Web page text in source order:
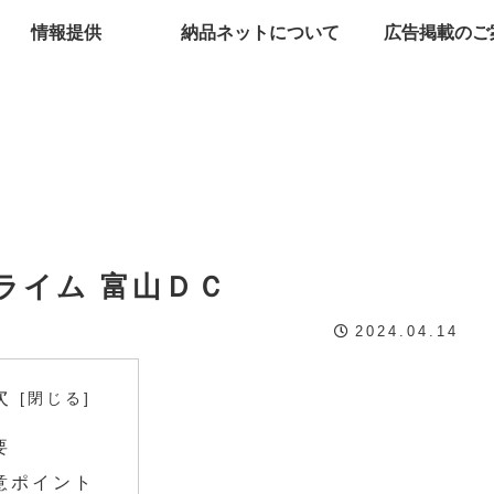
情報提供 納品ネットについて 広告掲載のご
イム 富山ＤＣ
2024.04.14
ポイント